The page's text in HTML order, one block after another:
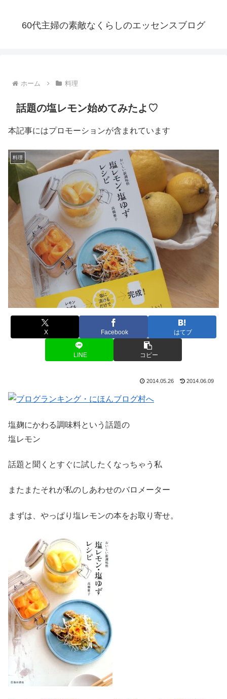
60代主婦の素敵なくらしのエッセンスブログ
ホーム 料理
話題の塩レモン始めてみたよ♡
本記事にはプロモーションが含まれています
料理
X Facebook はてブ
LINE コピー
2014.05.26 2014.06.09
塩麹にかわる調味料という話題の
塩レモン
話題と聞くとすぐに試したくなっちゃう私
またまたそれが私のしあわせのバロメーター
まずは、やっぱり塩レモンの本をお取り寄せ。